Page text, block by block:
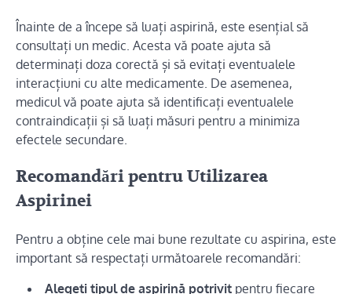
Înainte de a începe să luați aspirină, este esențial să
consultați un medic. Acesta vă poate ajuta să
determinați doza corectă și să evitați eventualele
interacțiuni cu alte medicamente. De asemenea,
medicul vă poate ajuta să identificați eventualele
contraindicații și să luați măsuri pentru a minimiza
efectele secundare.
Recomandări pentru Utilizarea
Aspirinei
Pentru a obține cele mai bune rezultate cu aspirina, este
important să respectați următoarele recomandări:
Alegeti tipul de aspirină potrivit pentru fiecare